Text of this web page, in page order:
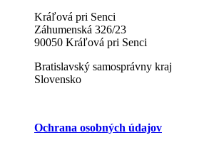
Kráľová pri Senci
Záhumenská 326/23
90050 Kráľová pri Senci
Bratislavský samosprávny kraj
Slovensko
Ochrana osobných údajov